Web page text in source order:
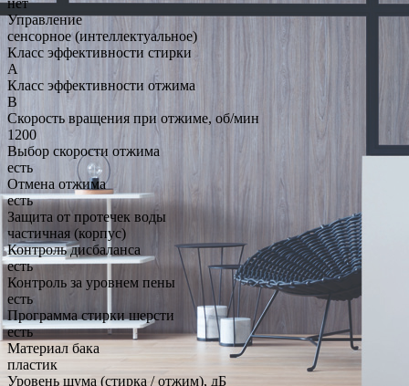
Управление
сенсорное (интеллектуальное)
Класс эффективности стирки
A
Класс эффективности отжима
B
Скорость вращения при отжиме, об/мин
1200
Выбор скорости отжима
есть
Отмена отжима
есть
Защита от протечек воды
частичная (корпус)
Контроль дисбаланса
есть
Контроль за уровнем пены
есть
Программа стирки шерсти
есть
Материал бака
пластик
Уровень шума (стирка / отжим), дБ